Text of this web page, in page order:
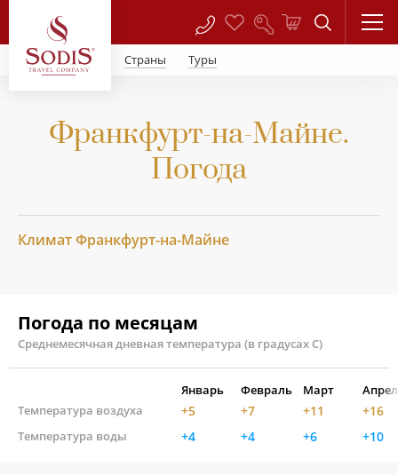
Страны Туры
Франкфурт-на-Майне.
Погода
Климат Франкфурт-на-Майне
Погода по месяцам
Среднемесячная дневная температура (в градусах С)
Январь Февраль Март
Температура воздуха
+5 +7 +11 +16
Температура воды +4 +4 +6 +10